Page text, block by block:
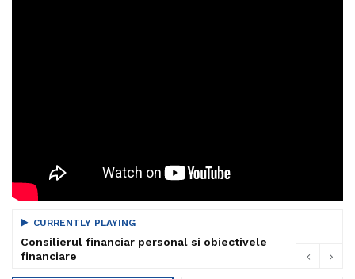
CURRENTLY PLAYING
Consilierul financiar personal si obiectivele
financiare